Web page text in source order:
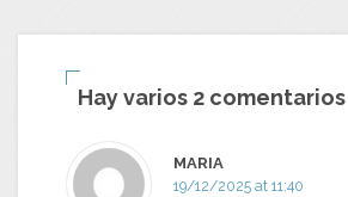
Hay varios 2 comentarios
MARIA
19/12/2025 at 11:40